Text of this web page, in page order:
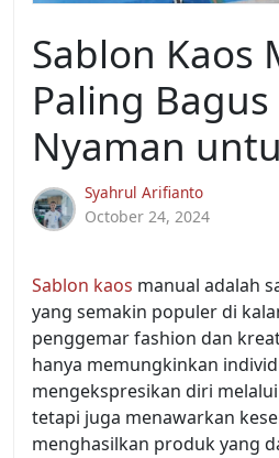
Sablon Kaos
Paling
Nyaman
Syahrul Arifianto
October 24, 2024
Sablon kaos manual adalah
yang semakin populer di
penggemar fashion dan
hanya memungkinkan
mengekspresikan diri
tetapi juga menawarkan
menghasilkan produk yang